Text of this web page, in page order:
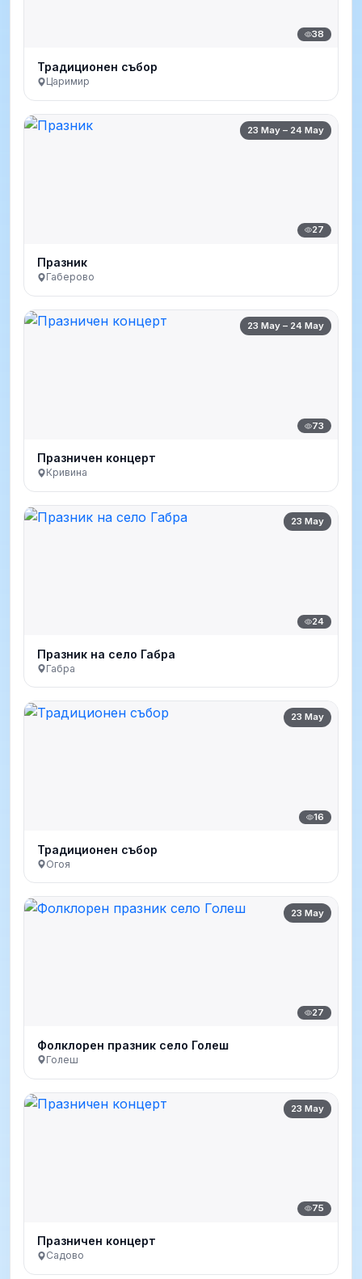
38
Традиционен събор
Царимир
23 May – 24 May
27
Празник
Габерово
23 May – 24 May
73
Празничен концерт
Кривина
23 May
24
Празник на село Габра
Габра
23 May
16
Традиционен събор
Огоя
23 May
27
Фолклорен празник село Голеш
Голеш
23 May
75
Празничен концерт
Садово